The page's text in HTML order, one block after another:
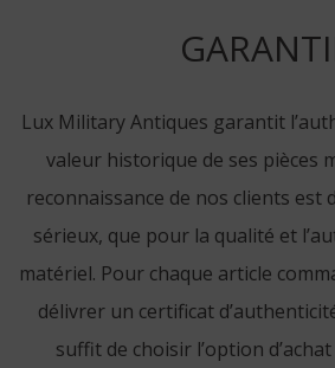
Lux Military Antiques garantit
valeur historique de ses pièces
reconnaissance de nos clients
sérieux, que pour la qualité et
matériel. Pour chaque article
délivrer un certificat
suffit de choisir l’option